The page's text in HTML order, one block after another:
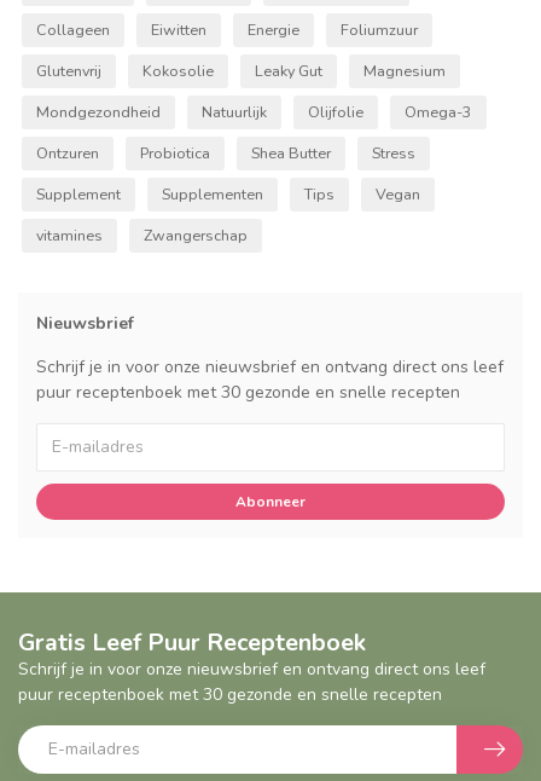
Collageen
Eiwitten Energie
Foliumzuur
Glutenvrij
Kokosolie Leaky Gut
Magnesium
Mondgezondheid
Natuurlijk Olijfolie
Omega-3
Ontzuren
Probiotica Shea Butter
Stress
Supplement
Supplementen Tips
Vegan
vitamines
Zwangerschap
Nieuwsbrief
Schrijf je in voor onze nieuwsbrief en ontvang direct ons leef
puur receptenboek met 30 gezonde en snelle recepten
Abonneer
Gratis Leef Puur Receptenboek
Schrijf je in voor onze nieuwsbrief en ontvang direct ons leef
puur receptenboek met 30 gezonde en snelle recepten